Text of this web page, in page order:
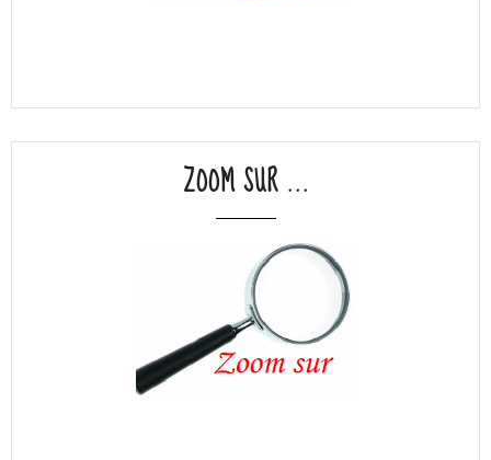
ZOOM SUR ...